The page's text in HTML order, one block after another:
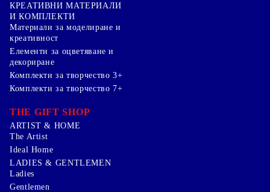
КРЕАТИВНИ МАТЕРИАЛИ
И КОМПЛЕКТИ
Mатериали за моделиране и
креативност
Елементи за оцветяване и
декориране
Комплекти за творчество 3+
Комплекти за творчество 7+
THE GIFT SHOP
ARTIST & HOME
The Artist
Ideal Home
LADIES & GENTLEMEN
Ladies
Gentlemen